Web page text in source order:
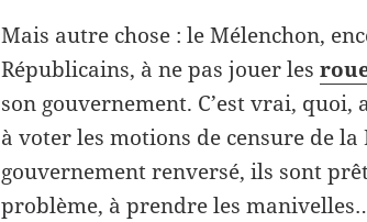
Mais autre chose : le Mélenchon,
Républicains, à ne pas jouer les
son gouvernement. C’est vrai,
à voter les motions de censure de la
gouvernement renversé, ils sont
problème, à prendre les